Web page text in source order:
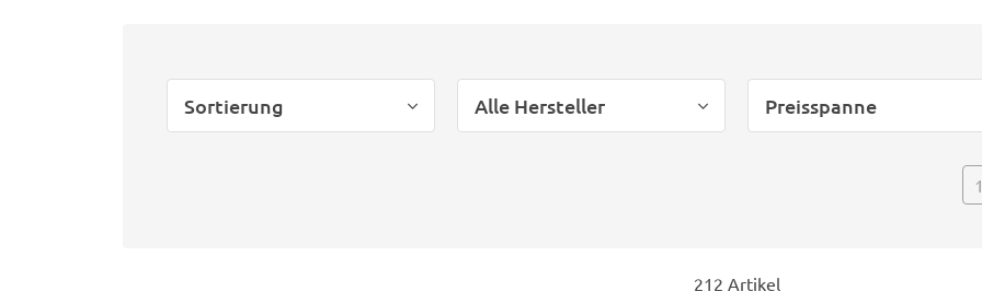
Sortierung Alle Hersteller Preisspanne
212 Artikel